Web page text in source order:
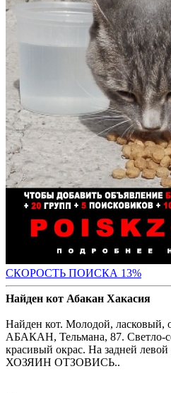
СКОРОСТЬ ПОИСКА 13%
Найден кот Абакан Хакасия
Найден кот. Молодой, ласковый,
АБАКАН, Тельмана, 87. Светло-
красивый окрас. На задней
ХОЗЯИН ОТЗОВИСЬ..